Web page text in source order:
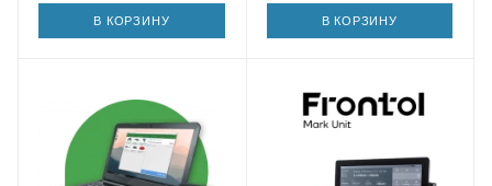
В КОРЗИНУ В КОРЗИНУ